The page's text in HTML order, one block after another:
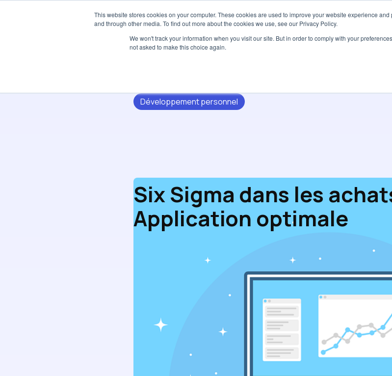
This website stores cookies on your computer. These cookies are used to improve your website experience
and through other media. To find out more about the cookies we use, see our Privacy Policy.
We won't track your information when you visit our site. But in order to comply with your
not asked to make this choice again.
Services Tarifs Ressources
Développement personnel
Six Sigma dans les
Application optimale